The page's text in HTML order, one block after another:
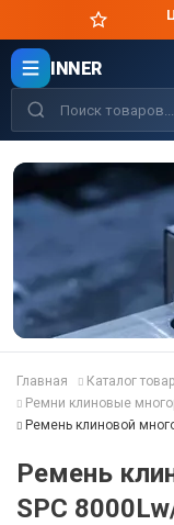
INNER
Главная Каталог
Ремни клиновые
Ремень клиновой
Ремень
SPC